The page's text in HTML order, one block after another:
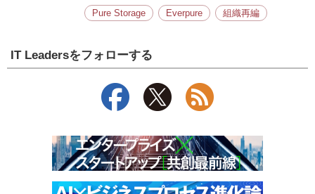
Pure Storage Everpure 組織再編
IT Leadersをフォローする